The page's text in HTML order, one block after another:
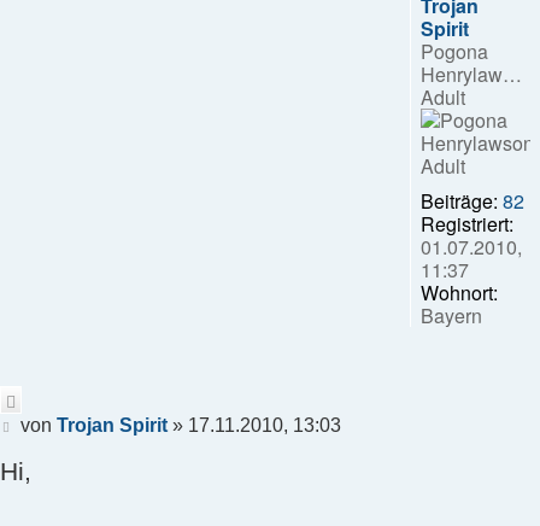
Spirit
Pogona
Henrylawsoni
Adult
Beiträge: 82
Registriert:
01.07.2010,
11:37
Wohnort:
Bayern
Beitrag
von Trojan Spirit» 17.11.2010, 13:03
Hi,